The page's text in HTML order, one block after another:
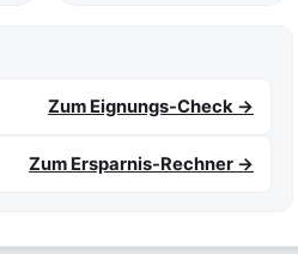
Zum Eignungs-Check →
Zum Ersparnis-Rechner →